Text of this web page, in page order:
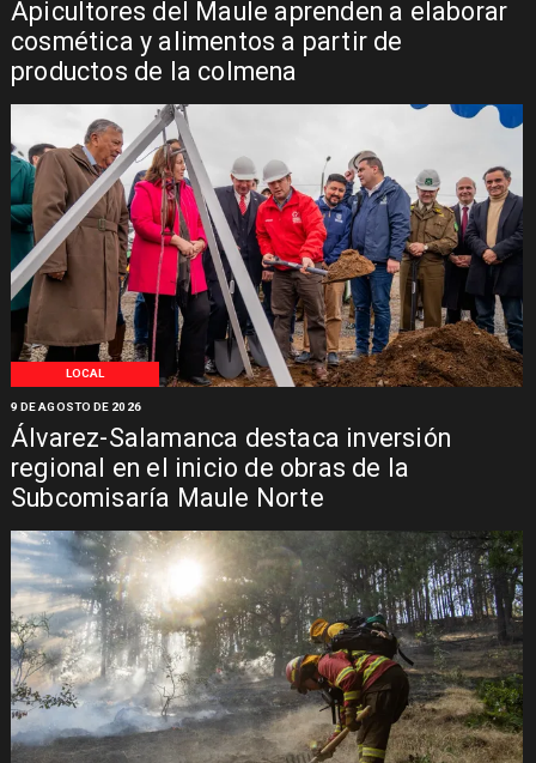
Apicultores del Maule aprenden a elaborar
cosmética y alimentos a partir de
productos de la colmena
LOCAL
Álvarez-Salamanca destaca inversión
regional en el inicio de obras de la
Subcomisaría Maule Norte
9 DE AGOSTO DE 2026